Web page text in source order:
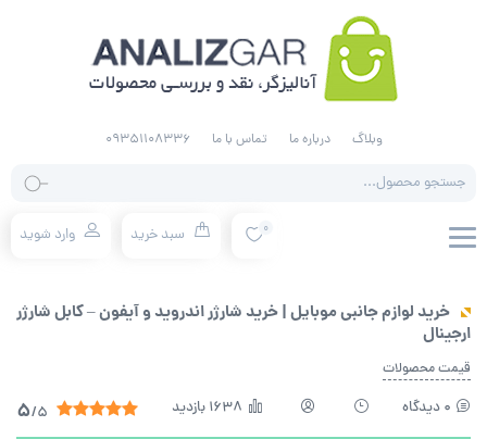
وبلاگ درباره ما تماس با ما 09351108336
محصولات
0 سبد خرید وارد شوید
خرید لوازم جانبی موبایل | خرید شارژر اندروید و آیفون – کابل شارژر
ارجینال
قیمت محصولات
0 دیدگاه 1638 بازدید 5/5